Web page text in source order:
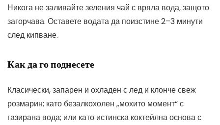
Никога не заливайте зеления чай с вряла вода, защото
загорчава. Оставете водата да поизстине 2–3 минути
след кипване.
Как да го поднесете
Класически, запарен и охладен с лед и клонче свеж
розмарин; като безалкохолен „мохито момент“ с
газирана вода; или като истинска коктейлна основа с